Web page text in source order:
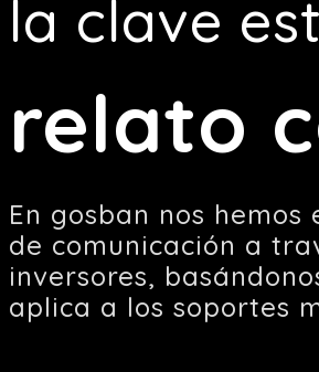
la clave
relato
En gosban nos
de comunicación a
inversores,
aplica a los soportes